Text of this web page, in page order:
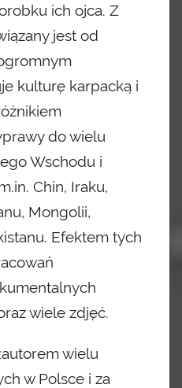
ich ojca. Z
jest od
kulturę karpacką i
do wielu
Wschodu i
Chin, Iraku,
Mongolii,
Efektem tych
wiele zdjęć.
wielu
w Polsce i za